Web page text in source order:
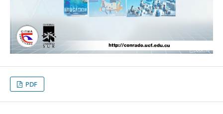
PDF